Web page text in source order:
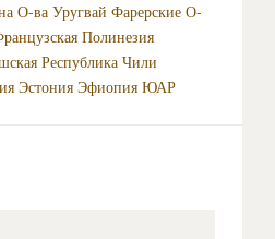
О-ва Уругвай Фарерские О-
Полинезия
Республика Чили
Эстония Эфиопия ЮАР